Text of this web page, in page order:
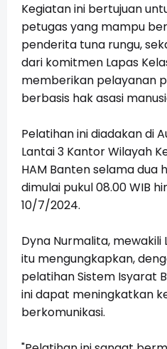
Kegiatanini bertujuan
petugas yang mampu
penderita tuna rungu,
dari komitmen Lapas
memberikan pelayanan
berbasis hak asasi
Pelatihan ini diadakandi
Lantai 3 Kantor Wilayah
HAM Bantenselama dua
dimulai pukul 08.00 WIB
10/7/2024.
Dyna Nurmalita, mewakili
itu mengungkapkan,
pelatihan Sistem Isyarat
ini dapat meningkatkan
berkomunikasi.